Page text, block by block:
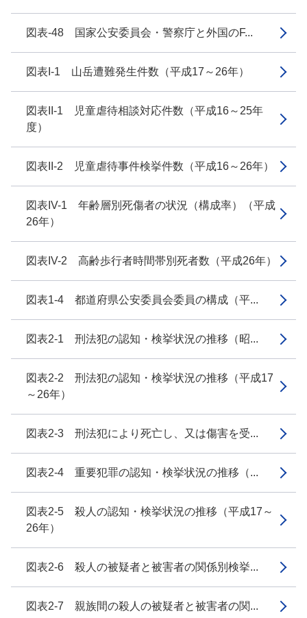
図表-48 国家公安委員会・警察庁と外国のF...
図表I-1 山岳遭難発生件数（平成17～26年）
図表II-1 児童虐待相談対応件数（平成16～25年
度）
図表II-2 児童虐待事件検挙件数（平成16～26年）
図表IV-1 年齢層別死傷者の状況（構成率）（平成
26年）
図表IV-2 高齢歩行者時間帯別死者数（平成26年）
図表1-4 都道府県公安委員会委員の構成（平...
図表2-1 刑法犯の認知・検挙状況の推移（昭...
図表2-2 刑法犯の認知・検挙状況の推移（平成17
～26年）
図表2-3 刑法犯により死亡し、又は傷害を受...
図表2-4 重要犯罪の認知・検挙状況の推移（...
図表2-5 殺人の認知・検挙状況の推移（平成17～
26年）
図表2-6 殺人の被疑者と被害者の関係別検挙...
図表2-7 親族間の殺人の被疑者と被害者の関...